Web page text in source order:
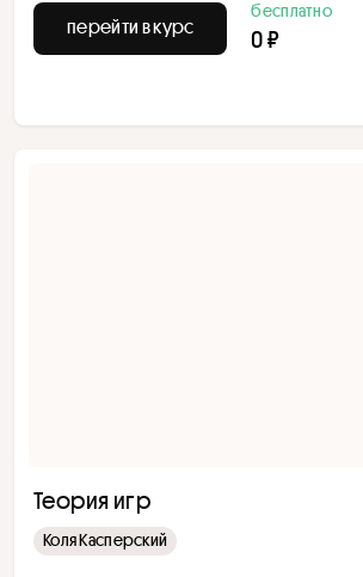
перейти в курс
бесплатно
0 ₽
Теория игр
Коля Касперский